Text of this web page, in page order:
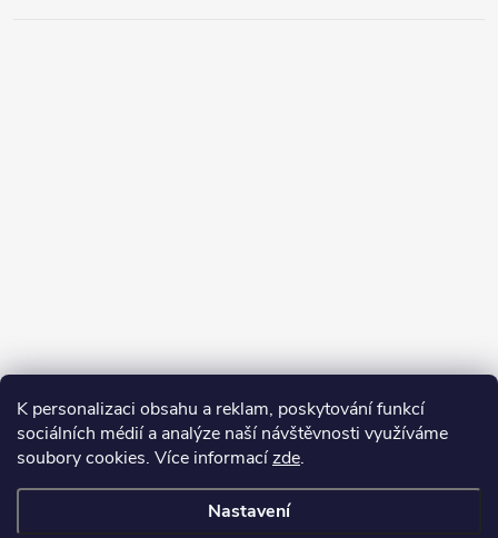
K personalizaci obsahu a reklam, poskytování funkcí
sociálních médií a analýze naší návštěvnosti využíváme
soubory cookies. Více informacízde.
Nastavení